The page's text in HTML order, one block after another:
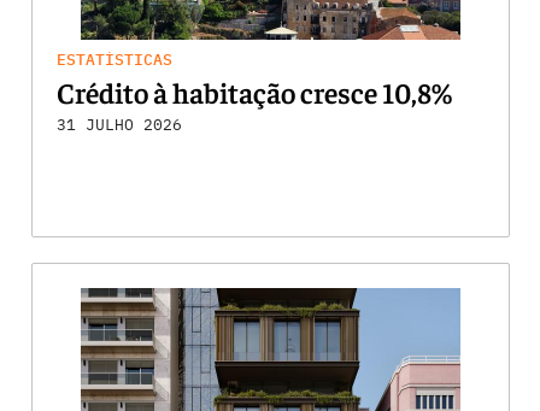
ESTATÍSTICAS
Crédito à habitação cresce 10,8%
31 JULHO 2026